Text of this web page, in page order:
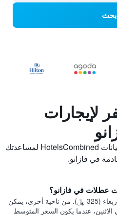
بحث
لإيجارات
استخدم نصائحنا المستندة إلى بيانات HotelsCombined لمساعدتك
في فازانو.
عطلات في فازانو؟
أرخص يوم للإقامة في فازانو هو الأربعاء (325 ﷼). من ناحية أخرى، يمكن
عندما يكون السعر المتوسط